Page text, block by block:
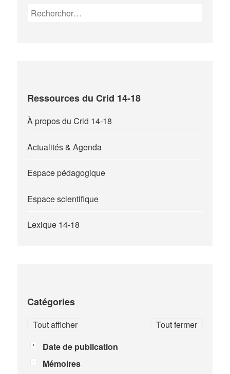
Rechercher :
Ressources du Crid 14-18
À propos du Crid 14-18
Actualités & Agenda
Espace pédagogique
Espace scientifique
Lexique 14-18
Catégories
Tout fermer
Tout afficher
Date de publication
Mémoires